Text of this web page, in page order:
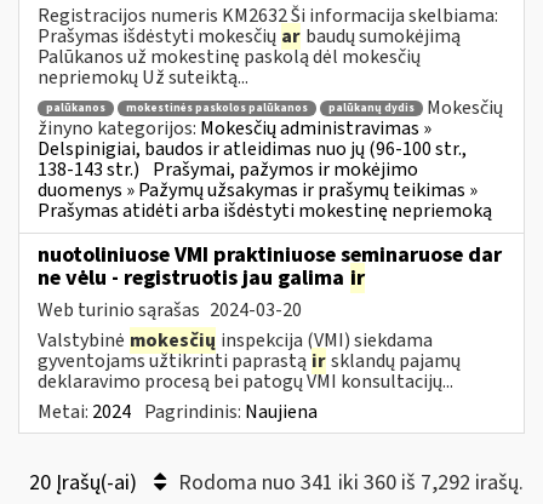
Registracijos numeris KM2632 Ši informacija skelbiama:
Prašymas išdėstyti mokesčių ar baudų sumokėjimą
Palūkanos už mokestinę paskolą dėl mokesčių
nepriemokų Už suteiktą...
palūkanos mokestinės paskolos palūkanos palūkanų dydis
Mokesčių
žinyno kategorijos: Mokesčių administravimas »
Delspinigiai, baudos ir atleidimas nuo jų (96-100 str.,
138-143 str.) Prašymai, pažymos ir mokėjimo
duomenys » Pažymų užsakymas ir prašymų teikimas »
Prašymas atidėti arba išdėstyti mokestinę nepriemoką
nuotoliniuose VMI praktiniuose seminaruose dar
ne vėlu - registruotis jau galima ir
Web turinio sąrašas 2024-03-20
Valstybinė mokesčių inspekcija (VMI) siekdama
gyventojams užtikrinti paprastą irsklandų pajamų
deklaravimo procesą bei patogų VMI konsultacijų...
Metai: 2024 Pagrindinis: Naujiena
20 Įrašų(-ai) Rodoma nuo 341 iki 360 iš 7,292 irašų.